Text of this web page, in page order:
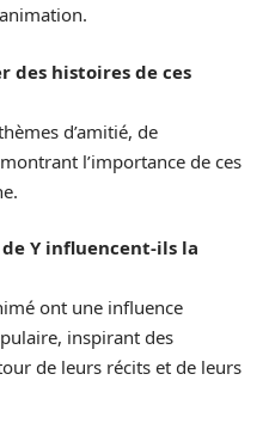
des histoires de ces
d’amitié, de
l’importance de ces
Y influencent-ils la
ont une influence
inspirant des
de leurs récits et de leurs